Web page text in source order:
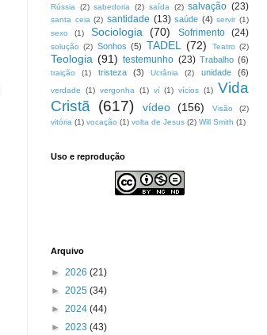
Rússia
(2) sabedoria (2) saída (2) salvação (23)
santa ceia (2) santidade (13) saúde (4) servir (1)
sexo
(1) Sociologia (70) Sofrimento (24)
solução (2) Sonhos (5) TADEL (72) Teatro (2)
Teologia (91) testemunho (23) Trabalho (6)
traição (1) tristeza (3) Ucrânia (2) unidade (6)
verdade (1) vergonha (1) ví (1) vícios (1) Vida
Cristã (617) vídeo (156) Visão
(2)
vitória (1) vocação (1) volta de Jesus (2) Will Smith (1)
Uso e reprodução
Arquivo
► 2026 (21)
► 2025 (34)
► 2024 (44)
► 2023 (43)